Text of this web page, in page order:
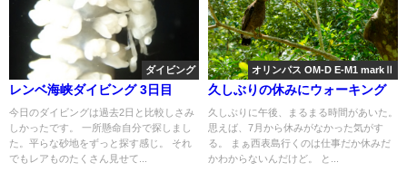
ダイビング
レンベ海峡ダイビング 3日目
今日のダイビングは過去2日と比較しさみ
しかったです。 一所懸命自分で探しまし
た。平らな砂地をずっと探す感じ。 それ
でもレアものたくさん見せて...
オリンパス OM-D E-M1 markⅡ
久しぶりの休みにウォーキング
久しぶりに午後、まるまる時間があいた。
思えば、7月から休みがなかった気がす
る。 まぁ西表島行くのは仕事だか休みだ
かわからないんだけど。 と...